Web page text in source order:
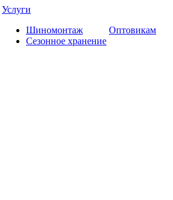
Услуги
Шиномонтаж
Сезонное хранение
Оптовикам